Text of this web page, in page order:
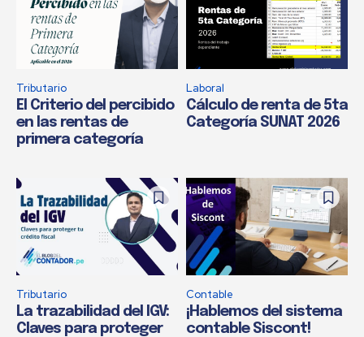
Tributario
El Criterio del percibido
en las rentas de
primera categoría
Laboral
Cálculo de renta de 5ta
Categoría SUNAT 2026
Tributario
La trazabilidad del IGV:
Claves para proteger
Contable
¡Hablemos del sistema
contable Siscont!